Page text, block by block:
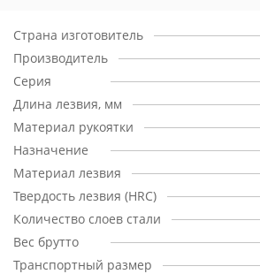
Страна изготовитель
Производитель
Серия
Длина лезвия, мм
Материал рукоятки
Назначение
Материал лезвия
Твердость лезвия (HRC)
Количество слоев стали
Вес брутто
Транспортный размер